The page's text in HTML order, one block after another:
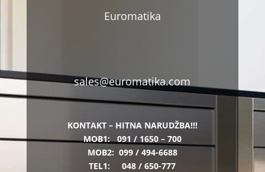
Euromatika
sales@euromatika.com
KONTAKT – HITNA NARUDŽBA!!!
MOB1:091 / 1650 – 700
MOB2: 099 / 494-6688
TEL1:048 / 650-777